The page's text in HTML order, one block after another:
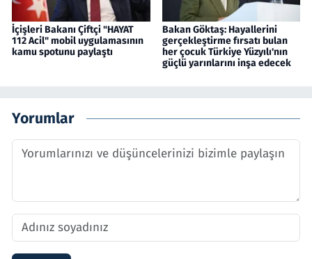
İçişleri Bakanı Çiftçi "HAYAT
112 Acil" mobil uygulamasının
kamu spotunu paylaştı
Bakan Göktaş: Hayallerini
gerçekleştirme fırsatı bulan
her çocuk Türkiye Yüzyılı'nın
güçlü yarınlarını inşa edecek
Yorumlar